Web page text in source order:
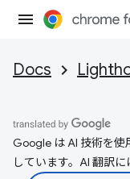
Docs
Google は AI 技術を使
しています。AI 翻訳